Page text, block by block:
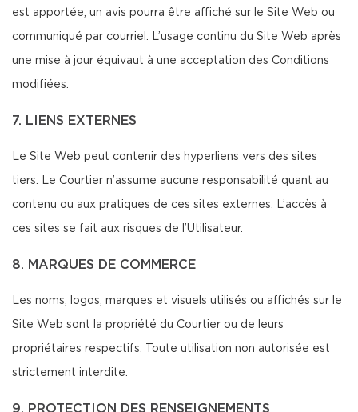
est apportée, un avis pourra être affiché sur le Site Web ou
communiqué par courriel. L’usage continu du Site Web après
une mise à jour équivaut à une acceptation des Conditions
modifiées.
7. LIENS EXTERNES
Le Site Web peut contenir des hyperliens vers des sites
tiers. Le Courtier n’assume aucune responsabilité quant au
contenu ou aux pratiques de ces sites externes. L’accès à
ces sites se fait aux risques de l’Utilisateur.
8. MARQUES DE COMMERCE
Les noms, logos, marques et visuels utilisés ou affichés sur le
Site Web sont la propriété du Courtier ou de leurs
propriétaires respectifs. Toute utilisation non autorisée est
strictement interdite.
9. PROTECTION DES RENSEIGNEMENTS